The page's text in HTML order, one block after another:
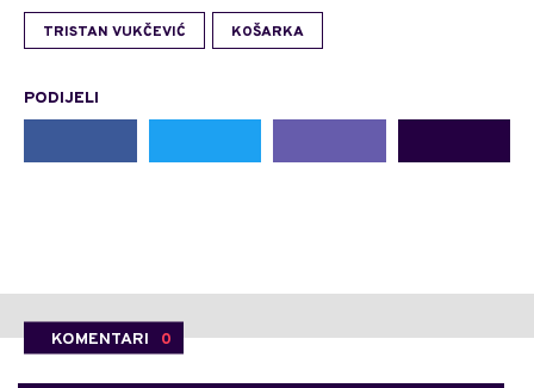
TRISTAN VUKČEVIĆ KOŠARKA
PODIJELI
KOMENTARI 0